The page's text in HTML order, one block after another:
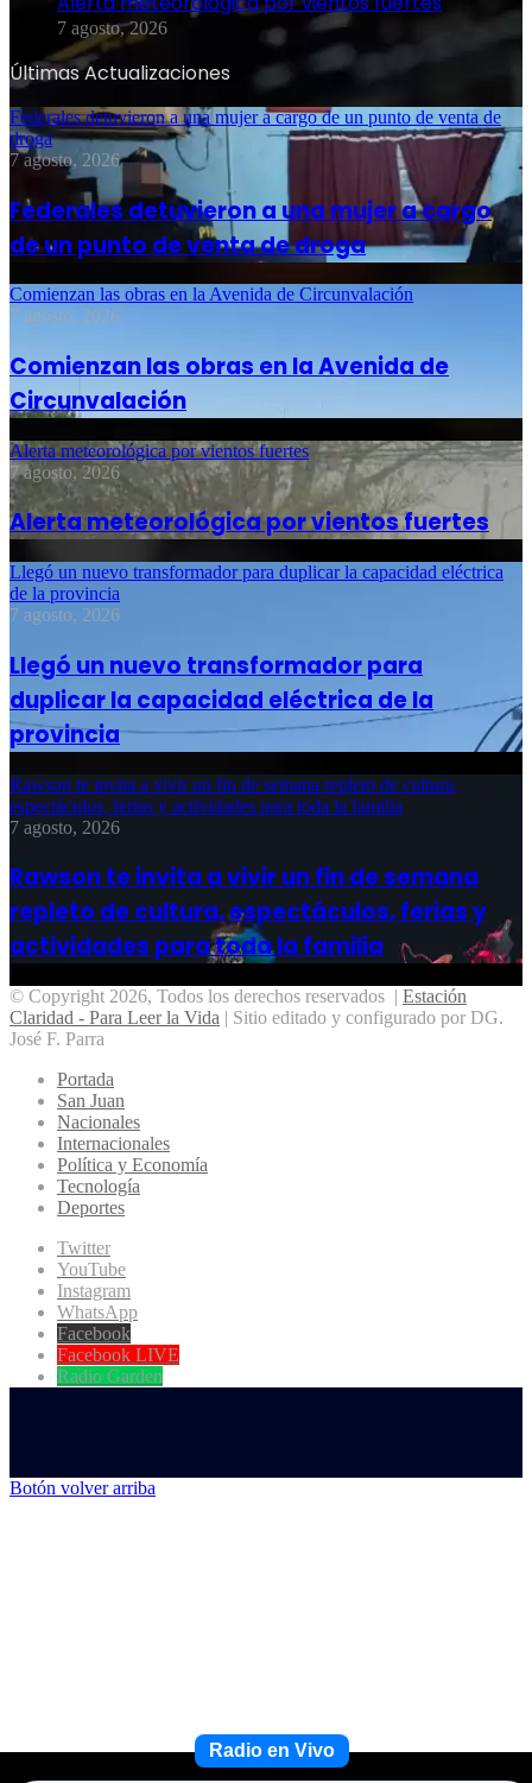
7 agosto, 2026
Últimas Actualizaciones
Federales detuvieron a una mujer a cargo de un punto de venta de
droga
7 agosto, 2026
Federales detuvieron a una mujer a cargo
de un punto de venta de droga
Comienzan las obras en la Avenida de Circunvalación
7 agosto, 2026
Comienzan las obras en la Avenida de
Circunvalación
Alerta meteorológica por vientos fuertes
7 agosto, 2026
Alerta meteorológica por vientos fuertes
Llegó un nuevo transformador para duplicar la capacidad eléctrica
de la provincia
7 agosto, 2026
Llegó un nuevo transformador para
duplicar la capacidad eléctrica de la
provincia
Rawson te invita a vivir un fin de semana repleto de cultura,
espectáculos, ferias y actividades para toda la familia
7 agosto, 2026
Rawson te invita a vivir un fin de semana
repleto de cultura, espectáculos, ferias y
actividades para toda la familia
© Copyright 2026, Todos los derechos reservados | Estación
Claridad - Para Leer la Vida | Sitio editado y configurado por DG.
José F. Parra
Radio en Vivo
Portada
San Juan
Nacionales
Internacionales
Política y Economía
Tecnología
Deportes
Twitter
YouTube
Instagram
WhatsApp
Facebook
Facebook LIVE
Radio Garden
Botón volver arriba